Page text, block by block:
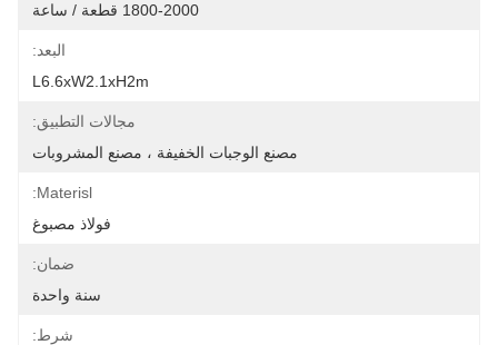
1800-2000 قطعة / ساعة
البعد:
L6.6xW2.1xH2m
مجالات التطبيق:
مصنع الوجبات الخفيفة ، مصنع المشروبات
Materisl:
فولاذ مصبوغ
ضمان:
سنة واحدة
شرط: